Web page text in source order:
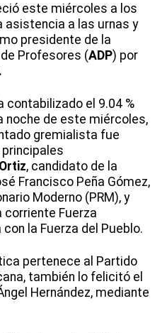
este miércoles a los
asistencia a las urnas y
presidente de la
Profesores (ADP) por
contabilizado el 9.04 %
noche de este miércoles,
gremialista fue
, candidato de la
Francisco Peña Gómez,
Moderno (PRM), y
corriente Fuerza
la Fuerza del Pueblo.
pertenece al Partido
también lo felicitó el
Hernández, mediante